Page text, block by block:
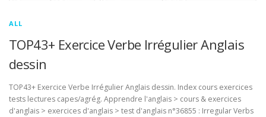
ALL
TOP43+ Exercice Verbe Irrégulier Anglais
dessin
TOP43+ Exercice Verbe Irrégulier Anglais dessin. Index cours exercices
tests lectures capes/agrég. Apprendre l'anglais > cours & exercices
d'anglais > exercices d'anglais > test d'anglais n°36855 : Irregular Verbs